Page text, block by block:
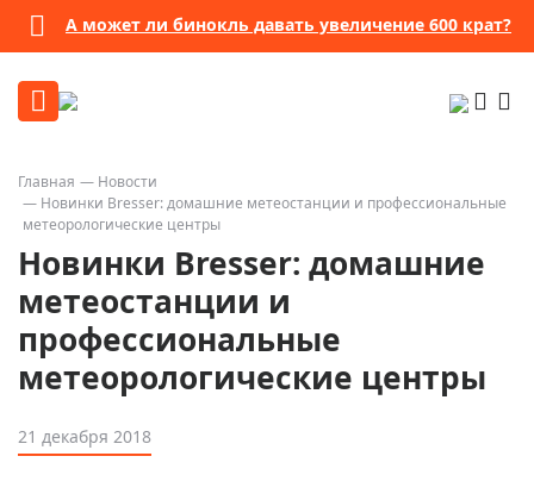
А может ли бинокль давать увеличение 600 крат?
Главная
Новости
Новинки Bresser: домашние метеостанции и профессиональные
метеорологические центры
Новинки Bresser: домашние
метеостанции и
профессиональные
метеорологические центры
21 декабря 2018